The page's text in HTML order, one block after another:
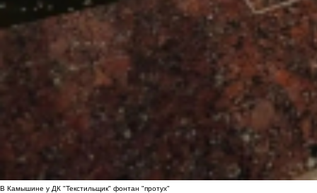
В Камышине у ДК "Текстильщик" фонтан "протух"